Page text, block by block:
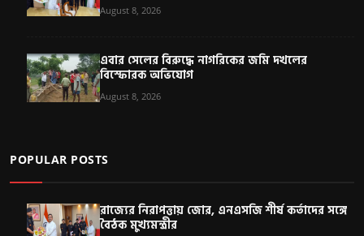
August 8, 2026
এবার সেলের বিরুদ্ধে নাগরিকের জমি দখলের
বিস্ফোরক অভিযোগ
August 8, 2026
POPULAR POSTS
রাজ্যের নিরাপত্তায় জোর, এনএসজি শীর্ষ কর্তাদের সঙ্গে
বৈঠক মুখ্যমন্ত্রীর